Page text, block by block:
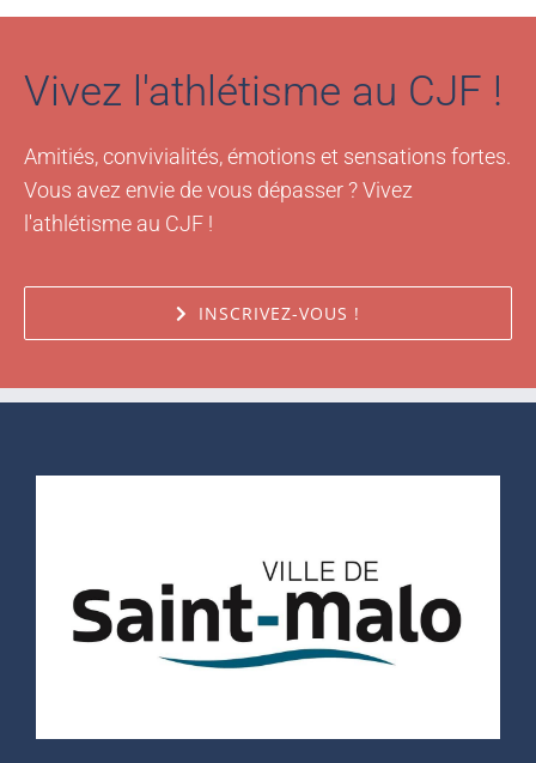
Vivez l'athlétisme au CJF !
Amitiés, convivialités, émotions et sensations fortes.
Vous avez envie de vous dépasser ? Vivez
l'athlétisme au CJF !
INSCRIVEZ-VOUS !